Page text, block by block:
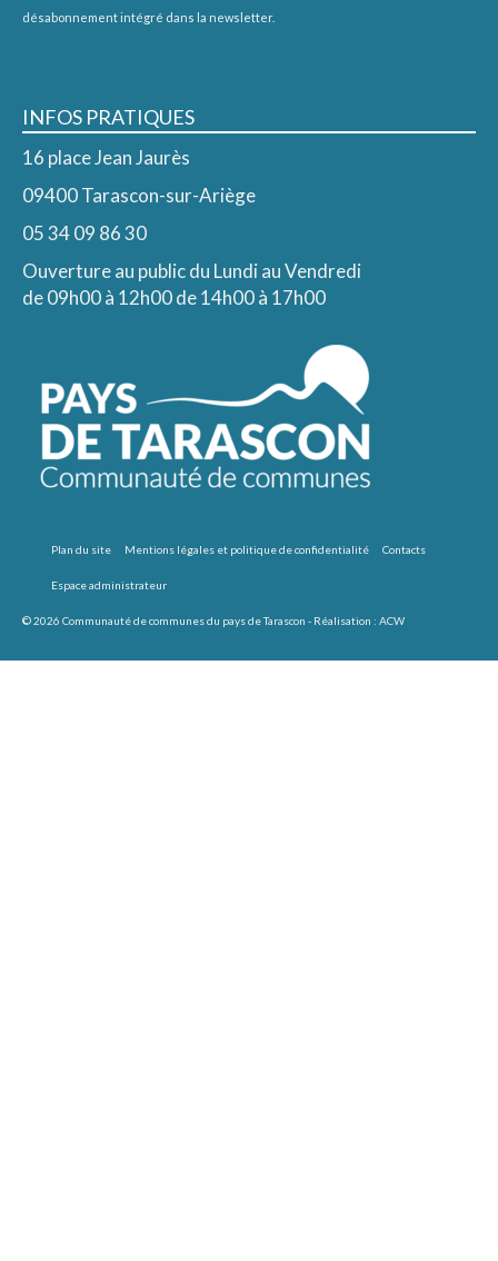
désabonnement intégré dans la newsletter.
INFOS PRATIQUES
16 place Jean Jaurès
09400 Tarascon-sur-Ariège
05 34 09 86 30
Ouverture au public du Lundi au Vendredi
de 09h00 à 12h00 de 14h00 à 17h00
Plan du site Mentions légales et politique de confidentialité Contacts
Espace administrateur
© 2026 Communauté de communes du pays de Tarascon - Réalisation : ACW